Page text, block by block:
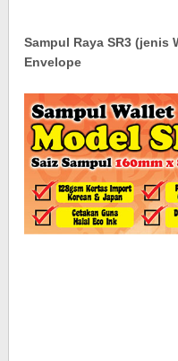
Sampul Raya SR3 (jenis
Envelope